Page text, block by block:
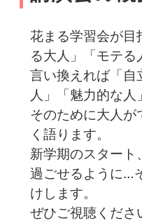
花まる学習会が目
る大人」「モテる
言い換えれば「自
人」「魅力的な人
そのために大人
く語ります。
新学期のスタート
過ごせるように…
けします。
ぜひご視聴くださ